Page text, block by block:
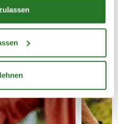
(z.B.Dünger oder